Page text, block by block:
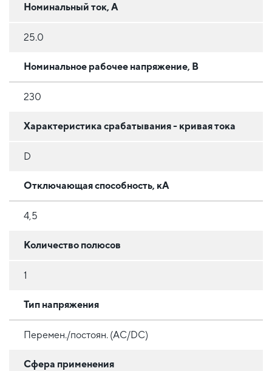
Номинальный ток, А
25.0
Номинальное рабочее напряжение, В
230
Характеристика срабатывания - кривая тока
D
Отключающая способность, кА
4,5
Количество полюсов
1
Тип напряжения
Перемен./постоян. (AC/DC)
Сфера применения